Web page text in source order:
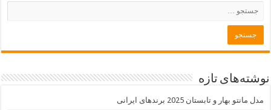
نوشته‌های تازه
مدل مانتو بهار و تابستان 2025 برندهای ایرانی